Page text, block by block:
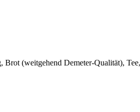
(weitgehend Demeter-Qualität),